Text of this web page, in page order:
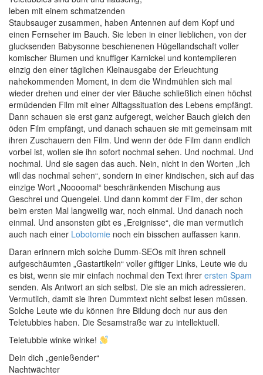
leben mit einem schmatzenden
Staubsauger zusammen, haben Antennen auf dem Kopf und
einen Fernseher im Bauch. Sie leben in einer lieblichen, von der
glucksenden Babysonne beschienenen Hügellandschaft voller
komischer Blumen und knuffiger Karnickel und kontemplieren
einzig den einer täglichen Kleinausgabe der Erleuchtung
nahekommenden Moment, in dem die Windmühlen sich mal
wieder drehen und einer der vier Bäuche schließlich einen höchst
ermüdenden Film mit einer Alltagssituation des Lebens empfängt.
Dann schauen sie erst ganz aufgeregt, welcher Bauch gleich den
öden Film empfängt, und danach schauen sie mit gemeinsam mit
ihren Zuschauern den Film. Und wenn der öde Film dann endlich
vorbei ist, wollen sie ihn sofort nochmal sehen. Und nochmal. Und
nochmal. Und sie sagen das auch. Nein, nicht in den Worten „Ich
will das nochmal sehen“, sondern in einer kindischen, sich auf das
einzige Wort „Noooomal“ beschränkenden Mischung aus
Geschrei und Quengelei. Und dann kommt der Film, der schon
beim ersten Mal langweilig war, noch einmal. Und danach noch
einmal. Und ansonsten gibt es „Ereignisse“, die man vermutlich
auch nach einer Lobotomie noch ein bisschen auffassen kann.
Daran erinnern mich solche Dumm-SEOs mit ihren schnell
aufgeschäumten „Gastartikeln“ voller giftiger Links, Leute wie du
es bist, wenn sie mir einfach nochmal den Text ihrer ersten Spam
senden. Als Antwort an sich selbst. Die sie an mich adressieren.
Vermutlich, damit sie ihren Dummtext nicht selbst lesen müssen.
Solche Leute wie du können ihre Bildung doch nur aus den
Teletubbies haben. Die Sesamstraße war zu intellektuell.
Teletubbie winke winke!
Dein dich „genießender“
Nachtwächter